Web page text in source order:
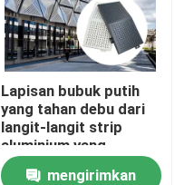
Lapisan bubuk putih
yang tahan debu dari
langit-langit strip
aluminium yang
dibocorkan
mengirimkan